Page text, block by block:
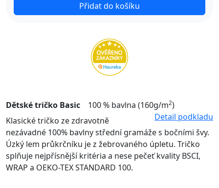
Přidat do košíku
Dětské tričko Basic 100 % bavlna (160g/m2)
Detail podkladu
Klasické tričko ze zdravotně
nezávadné 100% bavlny střední gramáže s bočními švy.
Úzký lem průkrčníku je z žebrovaného úpletu. Tričko
splňuje nejpřísnější kritéria a nese pečeť kvality BSCI,
WRAP a OEKO-TEX STANDARD 100.